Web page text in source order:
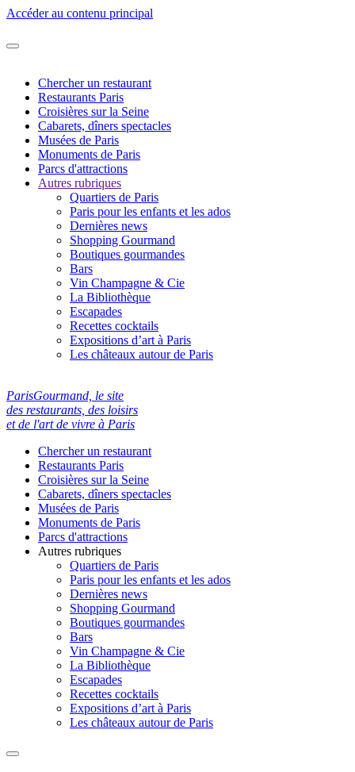
Accéder au contenu principal
Chercher un restaurant
Restaurants Paris
Croisières sur la Seine
Cabarets, dîners spectacles
Musées de Paris
Monuments de Paris
Parcs d'attractions
Autres rubriques
Quartiers de Paris
Paris pour les enfants et les ados
Dernières news
Shopping Gourmand
Boutiques gourmandes
Bars
Vin Champagne & Cie
La Bibliothèque
Escapades
Recettes cocktails
Expositions d’art à Paris
Les châteaux autour de Paris
ParisGourmand, le site
des restaurants, des loisirs
et de l'art de vivre à Paris
Chercher un restaurant
Restaurants Paris
Croisières sur la Seine
Cabarets, dîners spectacles
Musées de Paris
Monuments de Paris
Parcs d'attractions
Autres rubriques
Quartiers de Paris
Paris pour les enfants et les ados
Dernières news
Shopping Gourmand
Boutiques gourmandes
Bars
Vin Champagne & Cie
La Bibliothèque
Escapades
Recettes cocktails
Expositions d’art à Paris
Les châteaux autour de Paris